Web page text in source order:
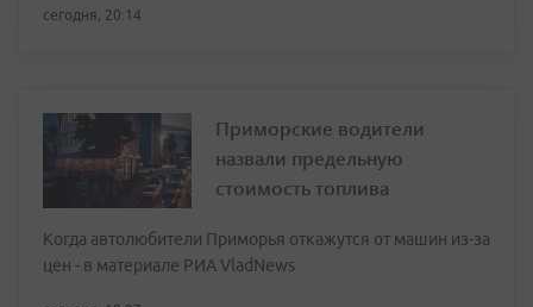
сегодня, 20:14
Приморские водители
назвали предельную
стоимость топлива
Когда автолюбители Приморья откажутся от машин из-за
цен - в материале РИА VladNews